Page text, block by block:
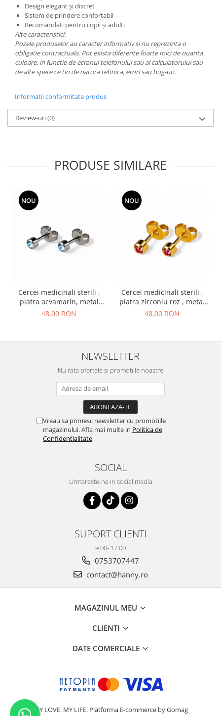
Design elegant și discret
Sistem de prindere confortabil
Recomandați pentru copii și adulți
Alte caracteristici:
Pozele produselor au caracter informativ si nu reprezinta o
obligatie contractuala. Pot exista diferente foarte mici de nuanta
culoare, in functie de ecranul telefonului sau al calculatorului sau
de alte spete ce tin de natura tehnica, erori sau bug-uri.
Informatii conformitate produs
Review-uri(0)
PRODUSE SIMILARE
NOU
Cercei medicinali sterili ,
piatra acvamarin, metal
argintiu, MARTIE
48,00 RON
NOU
Cercei medicinali sterili ,
piatra zirconiu roz , metal
auriu, OCTOMBRIE
48,00 RON
NEWSLETTER
Nu rata ofertele si promotiile noastre
Vreau sa primesc newsletter cu promotiile
magazinului. Afla mai multe in Politica de
Confidentialitate
SOCIAL
Urmareste-ne in social media
SUPORT CLIENTI
9:00- 17:00
0753707447
contact@hanny.ro
MAGAZINUL MEU
CLIENTI
DATE COMERCIALE
MY LOVE. MY LIFE. Platforma E-commerce by Gomag